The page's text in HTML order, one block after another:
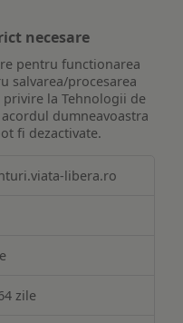
necesare
pentru functionarea
salvarea/procesarea
la Tehnologii de
dumneavoastra
fi dezactivate.
libera.ro
zile